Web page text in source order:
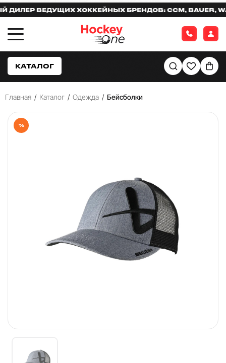
ВЕДУЩИХ ХОККЕЙНЫХ БРЕНДОВ: CCM, BAUER,
КАТАЛОГ
Главная / Каталог / Одежда / Бейсболки
%